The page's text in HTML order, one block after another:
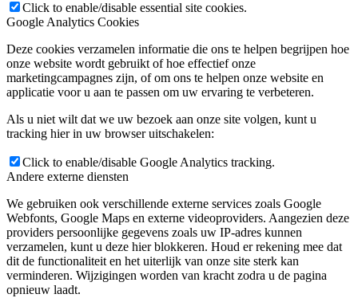
Click to enable/disable essential site cookies.
Google Analytics Cookies
Deze cookies verzamelen informatie die ons te helpen begrijpen hoe
onze website wordt gebruikt of hoe effectief onze
marketingcampagnes zijn, of om ons te helpen onze website en
applicatie voor u aan te passen om uw ervaring te verbeteren.
Als u niet wilt dat we uw bezoek aan onze site volgen, kunt u
tracking hier in uw browser uitschakelen:
Click to enable/disable Google Analytics tracking.
Andere externe diensten
We gebruiken ook verschillende externe services zoals Google
Webfonts, Google Maps en externe videoproviders. Aangezien deze
providers persoonlijke gegevens zoals uw IP-adres kunnen
verzamelen, kunt u deze hier blokkeren. Houd er rekening mee dat
dit de functionaliteit en het uiterlijk van onze site sterk kan
verminderen. Wijzigingen worden van kracht zodra u de pagina
opnieuw laadt.